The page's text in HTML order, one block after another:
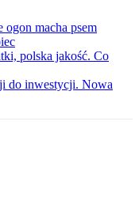
macha psem
polska jakość. Co
do inwestycji. Nowa